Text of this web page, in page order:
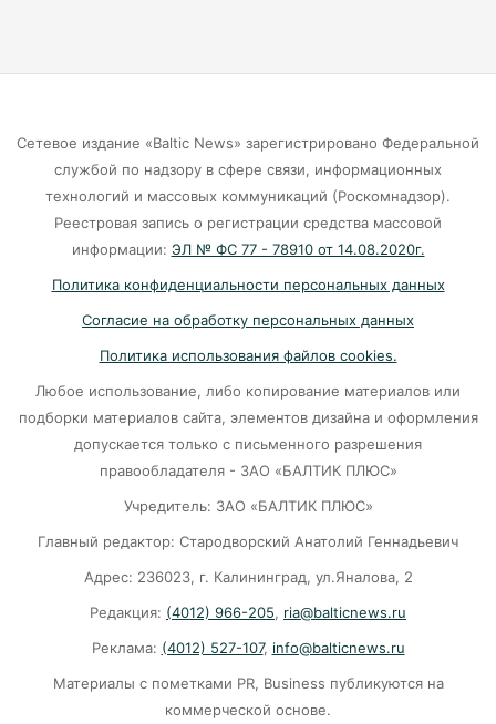
Больше тонны рыбы незаконно выловили в
Калининградской области с начала года
06-08-2026
В Светлогорске женщина купила «корейца»
по «удалёнке» и потеряла деньги
05-08-2026
На двух перекрёстках в Калининграде теперь
нужно ехать по-новому
«Народный фронт»: Людям приходится жить
в сырости с земляными блохами и плесенью
05-08-2026
«Защита для ребенка» — новая подписка
«Ростелекома» позаботится о
Сетевое издание «Baltic News» зарегистрировано Федеральной
службой по надзору в сфере связи, информационных
технологий и массовых коммуникаций (Роскомнадзор).
Реестровая запись о регистрации средства массовой
информации: ЭЛ № ФС 77 - 78910 от 14.08.2020г.
Политика конфиденциальности персональных данных
Согласие на обработку персональных данных
Политика использования файлов cookies.
Любое использование, либо копирование материалов или
подборки материалов сайта, элементов дизайна и оформления
допускается только с письменного разрешения
правообладателя - ЗАО «БАЛТИК ПЛЮС»
Учредитель: ЗАО «БАЛТИК ПЛЮС»
Главный редактор: Стародворский Анатолий Геннадьевич
Адрес: 236023, г. Калининград, ул.Яналова, 2
Редакция: (4012) 966-205, ria@balticnews.ru
Реклама: (4012) 527-107, info@balticnews.ru
Материалы с пометками PR, Business публикуются на
коммерческой основе.